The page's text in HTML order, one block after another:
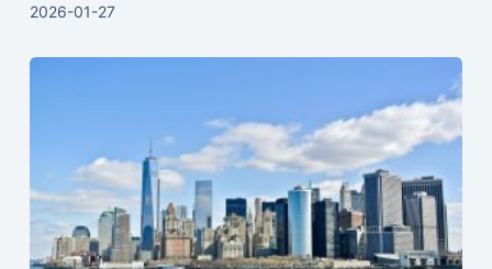
2026-01-27